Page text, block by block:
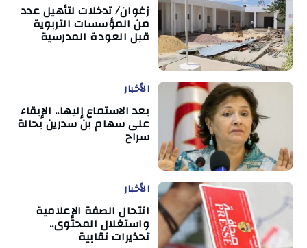
زغوان/ تدخلات لتأهيل عدد
من المؤسسات التربوية
قبل العودة المدرسية
الأخبار
بعد الاستماع إليها.. الإبقاء
على سهام بن سدرين بحالة
سراح
الأخبار
انتحال الصفة الإعلامية
واستغلال المحتوى..
تحذيرات نقابية